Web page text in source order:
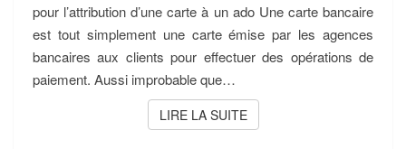
pour l’attribution d’une carte à un ado Une carte bancaire
est tout simplement une carte émise par les agences
bancaires aux clients pour effectuer des opérations de
paiement. Aussi improbable que…
LIRE LA SUITELIRE LA SUITE